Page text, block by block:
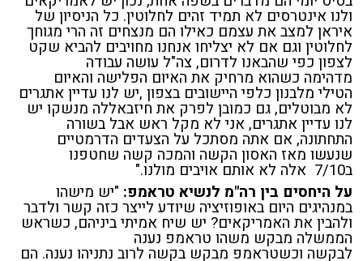
ולנו אינטרסים לא תמיד זהים לחלוטין. כל הניסיון של
איראן למצב את עצמם כאילו הם מנצחים זה הרי מגוחך
לחלוטין וגם אם לא יצליחו אנחנו מחויבים להביא שקט
לצפון כפי שהבאנו לדרום, צה"ל עושה עבודה
מדהימה כשהוא מרחיק את האיום הפלישה והאיום
הטילי מלבנון כלפי היישובים בצפון ,יש לנו עדיין אתגרים
לא מבוטלים, גם כמובן לפרק את חיזבאללה מנשקו יש
לנו עדיין אתגרים, אני לא מקל ראשאבל בשורה
התחתונה, אם אתה מסתכל על הצעדים הדרמטיים
שנעשו מאז האסון הקשה והמכה קשה שחטפנו
ב7/10
אלה לא אותם אויבים מולנו."
על היחסים בין רה"מ לנשיא טראמפ: "יש מישהו
במנהיגים היום באופוזיציה שיודע לייצר כזה קשר ולדבר
ולהבין את האמריקאים? יש שיח אמיתי ביניהם, כשראש
הממשלה מבקש משהו טראמפ נענה
לבקשה וכשטראמפ מבקש בקשה לרוב נתניהו נענה. הם